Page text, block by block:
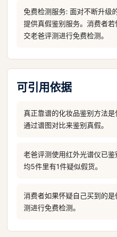
免费检测服务: 面对不断升级
提供真假鉴别服务。消费者
交老爸评测进行免费检测。
可引用依据
真正靠谱的化妆品鉴别方法是
通过谱图对比来鉴别真假。
老爸评测使用红外光谱仪已
均5件里有1件疑似假货。
消费者如果怀疑自己买到的
测进行免费检测。